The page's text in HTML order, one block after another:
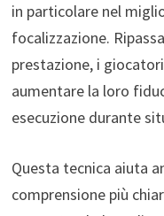
in particolare nel
focalizzazione.
prestazione, i
aumentare la loro
esecuzione durante
Questa tecnica aiuta
comprensione più